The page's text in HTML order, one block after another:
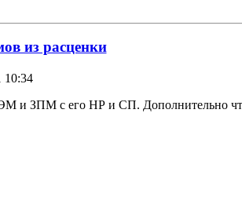
из расценки
и ЗПМ с его НР и СП. Дополнительно